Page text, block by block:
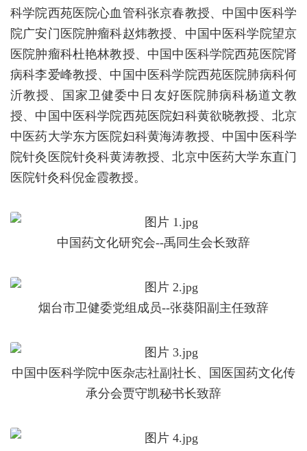
科学院西苑医院心血管科张京春教授、中国中医科学
院广安门医院肿瘤科赵炜教授、中国中医科学院望京
医院肿瘤科杜艳林教授、中国中医科学院西苑医院肾
病科李爱峰教授、中国中医科学院西苑医院肺病科何
沂教授、国家卫健委中日友好医院肺病科杨道文教
授、中国中医科学院西苑医院妇科黄欲晓教授、北京
中医药大学东方医院妇科黄海涛教授、中国中医科学
院针灸医院针灸科黄涛教授、北京中医药大学东直门
医院针灸科倪金霞教授。
中国药文化研究会--禹同生会长致辞
烟台市卫健委党组成员--张葵阳副主任致辞
中国中医科学院中医杂志社副社长、国医国药文化传
承分会贾守凯秘书长致辞